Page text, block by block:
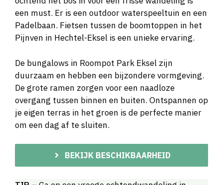
een must. Er is een outdoor waterspeeltuin en een
Padelbaan. Fietsen tussen de boomtoppen in het
Pijnven in Hechtel-Eksel is een unieke ervaring.
De bungalows in Roompot Park Eksel zijn
duurzaam en hebben een bijzondere vormgeving.
De grote ramen zorgen voor een naadloze
overgang tussen binnen en buiten. Ontspannen op
je eigen terras in het groen is de perfecte manier
om een dag af te sluiten.
BEKIJK BESCHIKBAARHEID